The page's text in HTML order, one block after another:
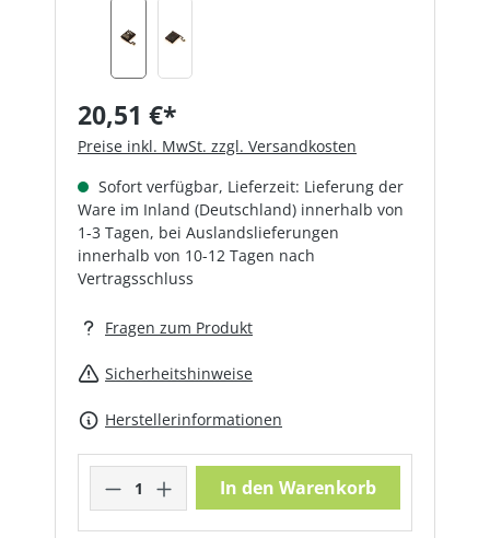
20,51 €*
Preise inkl. MwSt. zzgl. Versandkosten
Sofort verfügbar, Lieferzeit: Lieferung der
Ware im Inland (Deutschland) innerhalb von
1-3 Tagen, bei Auslandslieferungen
innerhalb von 10-12 Tagen nach
Vertragsschluss
Fragen zum Produkt
Sicherheitshinweise
Herstellerinformationen
Produkt Anzahl: Gib den
In den Warenkorb